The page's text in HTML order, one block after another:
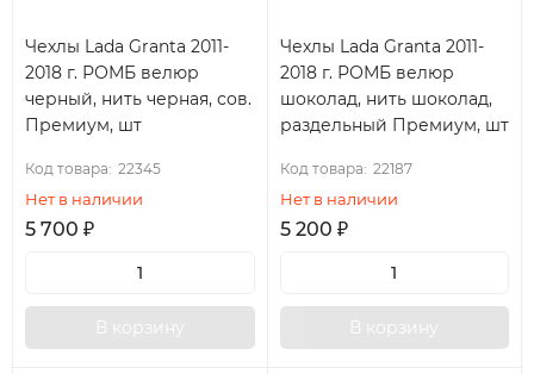
Чехлы Lada Granta 2011-
2018 г. РОМБ велюр
черный, нить черная, сов.
Премиум, шт
Код товара: 22345
Нет в наличии
5 700 ₽
В корзину
Чехлы Lada Granta 2011-
2018 г. РОМБ велюр
шоколад, нить шоколад,
раздельный Премиум, шт
Код товара: 22187
Нет в наличии
5 200 ₽
В корзину